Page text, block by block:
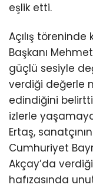
eşlik etti.
Açılış
Başkanı
güçlü sesiyle
verdiği değerle
edindiğini belirtti.
izlerle
Ertaş,
Cumhuriyet
Akçay’da
hafızasında